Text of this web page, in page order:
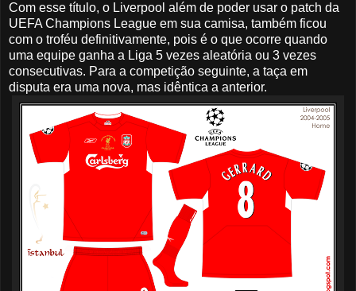
Com esse título, o Liverpool além de poder usar o patch da
UEFA Champions League em sua camisa, também ficou
com o troféu definitivamente, pois é o que ocorre quando
uma equipe ganha a Liga 5 vezes aleatória ou 3 vezes
consecutivas. Para a competição seguinte, a taça em
disputa era uma nova, mas idêntica a anterior.